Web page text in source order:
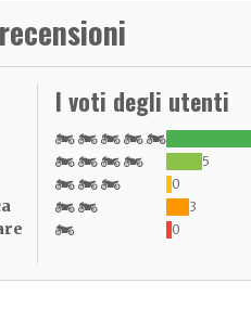
I voti degli utenti
5
0
3
0